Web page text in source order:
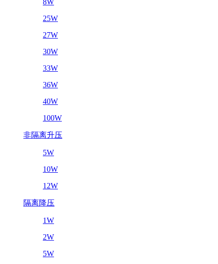
25W
27W
30W
33W
36W
40W
100W
非隔离升压
5W
10W
12W
隔离降压
1W
2W
5W